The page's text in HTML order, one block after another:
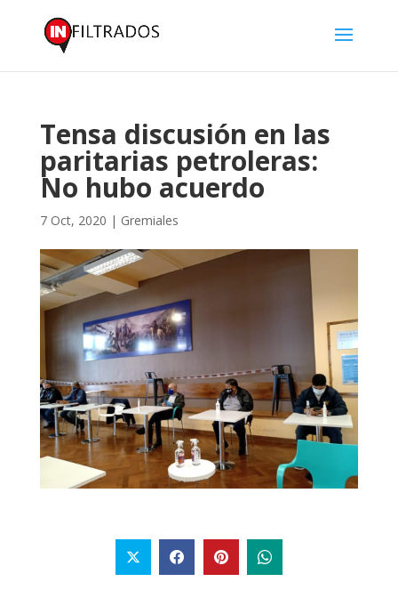
Tensa discusión en las
paritarias petroleras:
No hubo acuerdo
7 Oct, 2020 | Gremiales